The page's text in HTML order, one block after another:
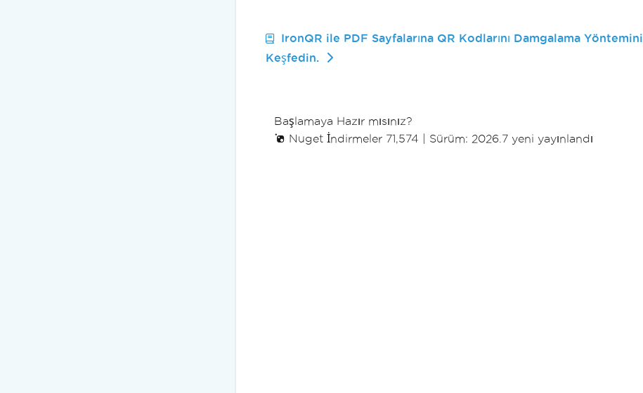
IronQR ile PDF Sayfalarına QR Kodlarını Damgalama Yöntemini
Keşfedin.
Başlamaya Hazır mısınız?
Nuget İndirmeler 71,574
Sürüm: 2026.7 yeni yayınlandı